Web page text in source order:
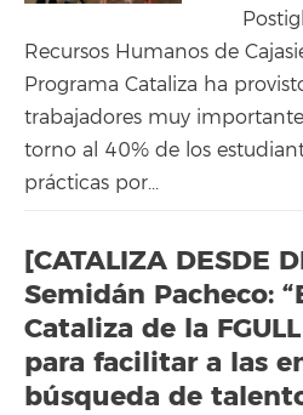
Recursos Humanos de
Programa Cataliza ha
trabajadores muy
torno al 40% de los
prácticas por...
[CATALIZA DESDE
Semidán Pacheco:
Cataliza de la
para facilitar a las
búsqueda de